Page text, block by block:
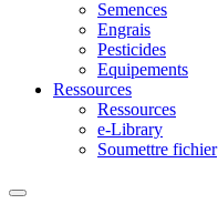
Semences
Engrais
Pesticides
Equipements
Ressources
Ressources
e-Library
Soumettre fichier